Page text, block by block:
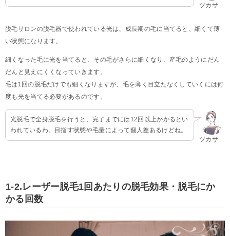
ツカサ
脱毛サロンの脱毛器で使われている光は、成長期の毛に当てると、細くて薄
い状態になります。
細くなった毛に光を当てると、その毛がさらに細くなり、産毛のようにだん
だんと見えにくくなっていきます。
毛は1回の脱毛だけでも細くなりますが、毛を薄く目立たなくしていくには何
度も光を当てる必要があるのです。
ツカサ
光脱毛で全身脱毛を行うと、完了までには12回以上かかるとい
われているわ。目指す状態や毛量によって個人差あるけどね。
1-2.レーザー脱毛1回あたりの脱毛効果・脱毛にか
かる回数